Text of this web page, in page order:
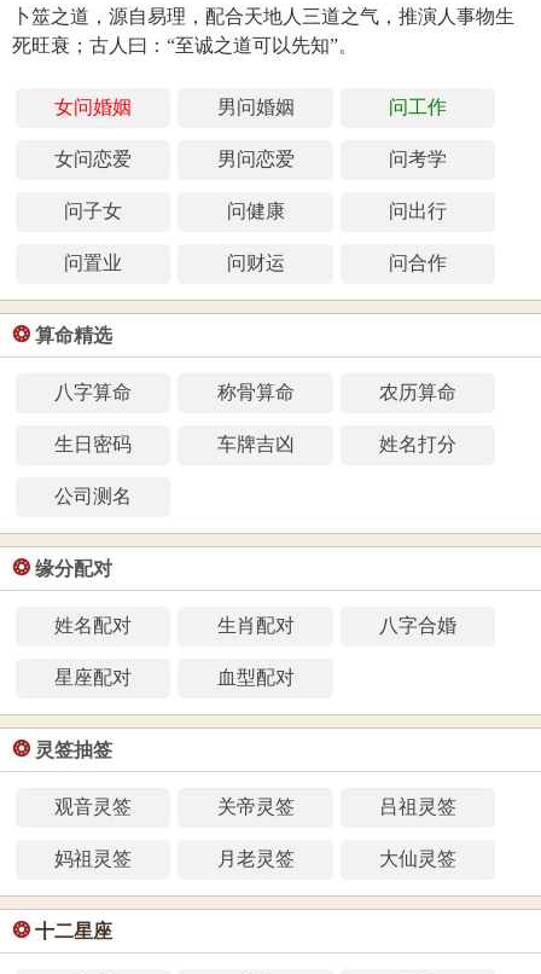
卜筮之道，源自易理，配合天地人三道之气，推演人事物生
死旺衰；古人曰：“至诚之道可以先知”。
女问婚姻 男问婚姻 问工作
女问恋爱 男问恋爱 问考学
问子女 问健康 问出行
问置业 问财运 问合作
❂ 算命精选
八字算命 称骨算命 农历算命
生日密码 车牌吉凶 姓名打分
公司测名
❂ 缘分配对
姓名配对 生肖配对 八字合婚
星座配对 血型配对
❂ 灵签抽签
观音灵签 关帝灵签 吕祖灵签
妈祖灵签 月老灵签 大仙灵签
❂ 十二星座